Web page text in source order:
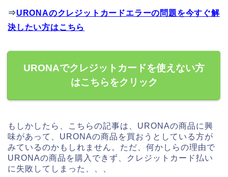
⇒URONAのクレジットカードエラーの問題を今すぐ解
決したい方はこちら
URONAでクレジットカードを使えない方
はこちらをクリック
もしかしたら、こちらの記事は、URONAの商品に興
味があって、URONAの商品を買おうとしている方が
みているのかもしれません。ただ、何かしらの理由で
URONAの商品を購入できず、クレジットカード払い
に失敗してしまった、、、